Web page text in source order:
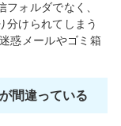
ォルダでなく、
分けられてしまう
惑メールやゴミ箱
間違っている